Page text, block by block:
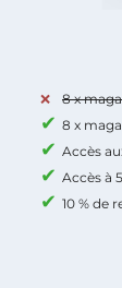
8 x
8 x
Accès
Accès à
10 % de